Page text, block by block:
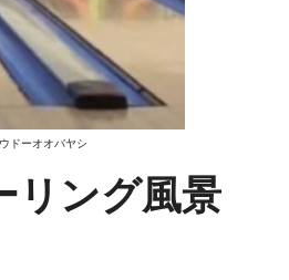
ドーオオバヤシ
リング風景